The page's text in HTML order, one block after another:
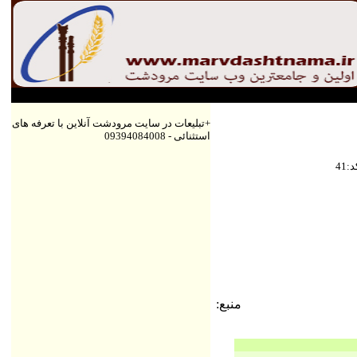
41
منبع:
+تبلیعات در سایت مرودشت آنلاین با تعرفه های
استثنائی - 09394084008